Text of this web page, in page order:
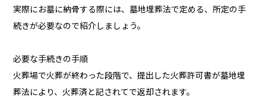
実際にお墓に納骨する際には、墓地埋葬法で定める、所定の手
続きが必要なので紹介しましょう。
必要な手続きの手順
火葬場で火葬が終わった段階で、提出した火葬許可書が墓地埋
葬法により、火葬済と記されてで返却されます。